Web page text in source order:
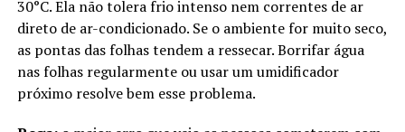
30°C. Ela não tolera frio intenso nem correntes de ar
direto de ar-condicionado. Se o ambiente for muito seco,
as pontas das folhas tendem a ressecar. Borrifar água
nas folhas regularmente ou usar um umidificador
próximo resolve bem esse problema.